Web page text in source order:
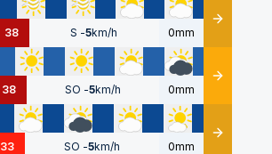
38 S -5km/h 0mm Détails
38 SO -5km/h 0mm Détails
33 SO -5km/h 0mm Détails